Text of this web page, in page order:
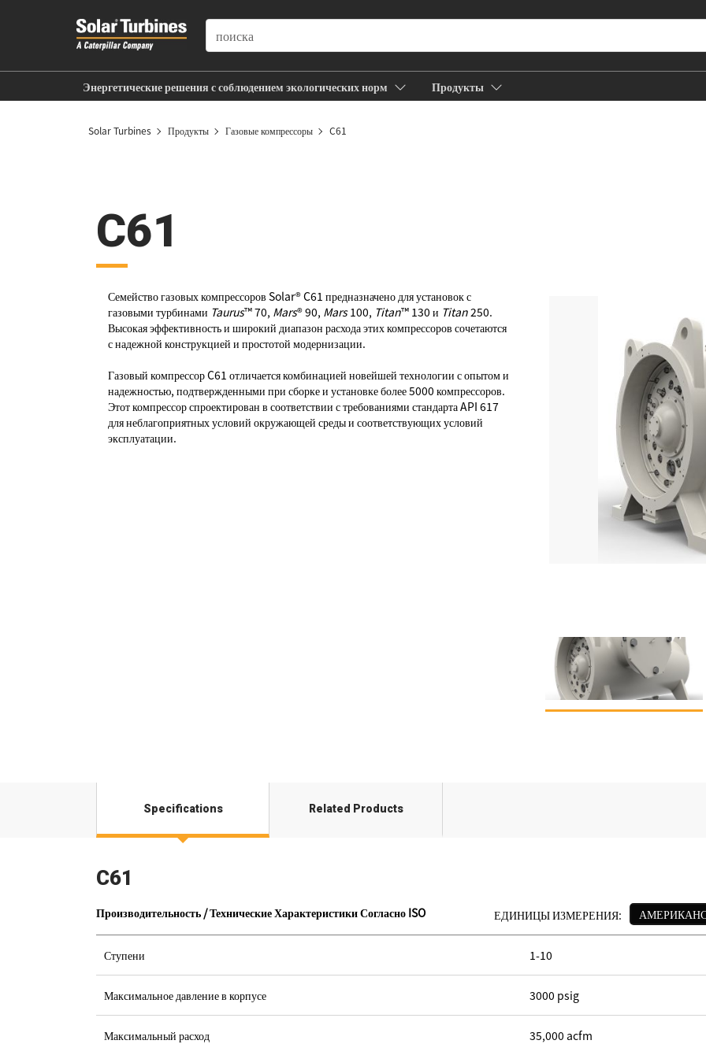
Энергетические решения с соблюдением экологических норм
Продукты
Solar Turbines Продукты Газовые компрессоры C61
C61
Семейство газовых компрессоров Solar® C61 предназначено для установок с
газовыми турбинами Taurus™ 70, Mars® 90, Mars100, Titan™ 130 и Titan250.
Высокая эффективность и широкий диапазон расхода этих компрессоров сочетаются
с надежной конструкцией и простотой модернизации.
Газовый компрессор C61 отличается комбинацией новейшей технологии с опытом и
надежностью, подтвержденными при сборке и установке более 5000 компрессоров.
Этот компрессор спроектирован в соответствии с требованиями стандарта API 617
для неблагоприятных условий окружающей среды и соответствующих условий
эксплуатации.
Specifications Related Products
C61
Производительность / Технические Характеристики Согласно ISO ЕДИНИЦЫ ИЗМЕРЕНИЯ:
Ступени 1-10
Максимальное давление в корпусе 3000 psig
Максимальный расход 35,000 acfm